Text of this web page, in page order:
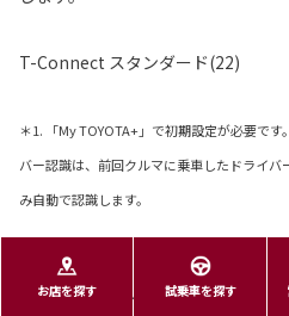
T-Connect スタンダード(22)
＊1. 「My TOYOTA+」で初期設定が必要で
バー認識は、前回クルマに乗車したドライ
み自動で認識します。
マイカーログ
お店を探す 試乗車を探す